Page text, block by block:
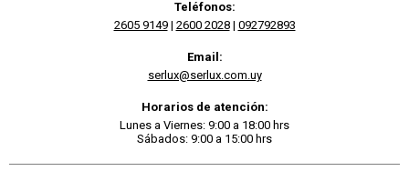
Teléfonos:
2605 9149| 2600 2028| 092792893
Email:
serlux@serlux.com.uy
Horarios de atención:
Lunes a Viernes: 9:00 a 18:00 hrs
Sábados: 9:00 a 15:00 hrs